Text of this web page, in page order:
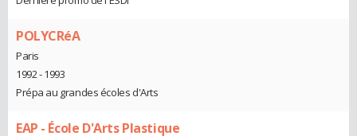
POLYCRéA
Paris
1992 - 1993
Prépa au grandes écoles d'Arts
EAP - École D'Arts Plastique